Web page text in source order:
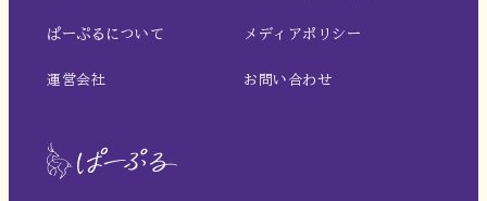
ぱーぷるについて
運営会社
メディアポリシー
お問い合わせ